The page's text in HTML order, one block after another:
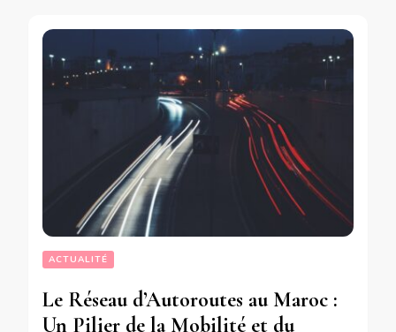
ACTUALITÉ
Le Réseau d’Autoroutes au Maroc :
Un Pilier de la Mobilité et du